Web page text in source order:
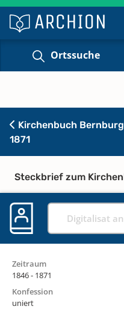
Ortssuche
Kirchenbuch
1871
Steckbrief zum
Digitalisat
Zeitraum
1846 - 1871
Konfession
uniert